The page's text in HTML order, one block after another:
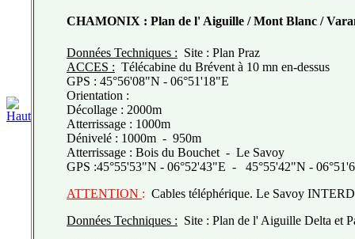
CHAMONIX : Plan de l' Aiguille / Mont Blanc /
Données Techniques : Site : Plan Praz
ACCES : Télécabine du Brévent à 10 mn en-dessus
GPS : 45°56'08"N - 06°51'18"E
Orientation :
Décollage : 2000m
Atterrissage : 1000m
Dénivelé : 1000m - 950m
Atterrissage : Bois du Bouchet - Le Savoy
GPS :45°55'53"N - 06°52'43"E - 45°55'42"N -
ATTENTION : Cables téléphérique. Le Savoy
Données Techniques : Site : Plan de l' Aiguille Delta et